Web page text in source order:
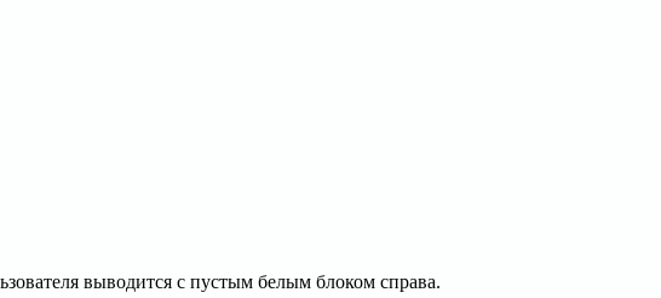
выводится с пустым белым блоком справа.